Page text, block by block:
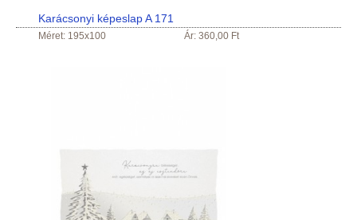
Karácsonyi képeslap A 171
Méret: 195x100 Ár: 360,00 Ft